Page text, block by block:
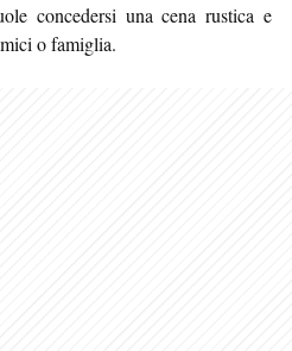
concedersi una cena rustica e
o famiglia.